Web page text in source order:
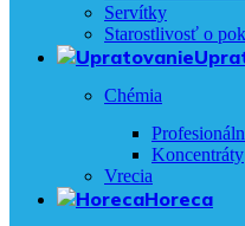
Servítky
Starostlivosť o
Chémia
Koncentráty
Vrecia
Horeca